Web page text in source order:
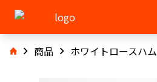
商品 ホワイトロースハム